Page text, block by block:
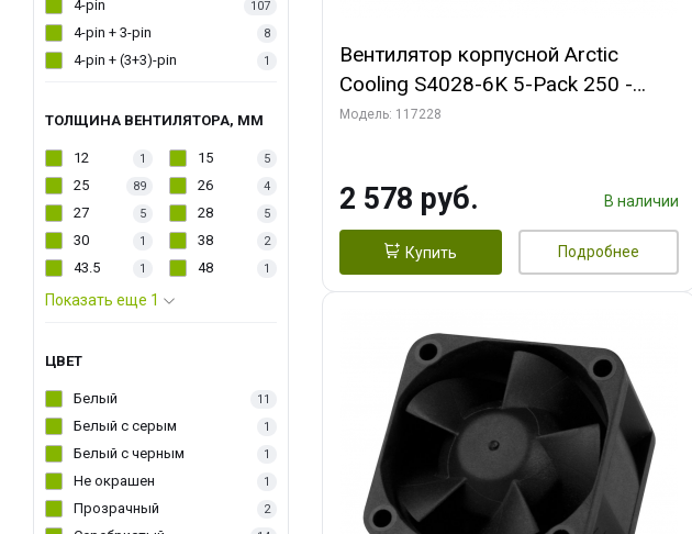
4-pin 107
4-pin + 3-pin 8
4-pin + (3+3)-pin 1
ТОЛЩИНА ВЕНТИЛЯТОРА, ММ
12 1 15 5
25 89 26 4
27 5 28 5
30 1 38 2
43.5 1 48 1
Показать еще 1
ЦВЕТ
Белый 11
Белый с серым 1
Белый с черным 1
Не окрашен 1
Прозрачный 2
Вентилятор корпусной Arctic
Cooling S4028-6K 5-Pack 250 -
6000 rpm Dual Ball Bearing 4-Pin
Модель: 117228
2 578 руб. В наличии
Купить Подробнее